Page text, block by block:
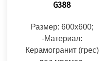
G388
Размер: 600x600;
-Материал:
Керамогранит (грес)